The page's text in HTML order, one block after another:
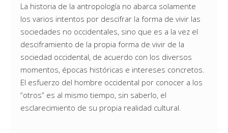
La historia de la antropología no abarca solamente
los varios intentos por descifrar la forma de vivir las
sociedades no occidentales, sino que es a la vez el
desciframiento de la propia forma de vivir de la
sociedad occidental, de acuerdo con los diversos
momentos, épocas históricas e intereses concretos.
El esfuerzo del hombre occidental por conocer a los
“otros” es al mismo tiempo, sin saberlo, el
esclarecimiento de su propia realidad cultural.